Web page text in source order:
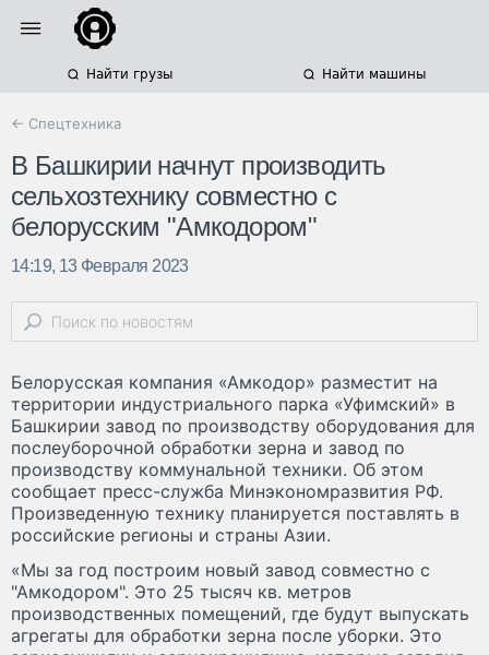
Найти грузы Найти машины
← Спецтехника
В Башкирии начнут производить
сельхозтехнику совместно с
белорусским "Амкодором"
14:19, 13 Февраля 2023
Белорусская компания «Амкодор» разместит на
территории индустриального парка «Уфимский» в
Башкирии завод по производству оборудования для
послеуборочной обработки зерна и завод по
производству коммунальной техники. Об этом
сообщает пресс-служба Минэкономразвития РФ.
Произведенную технику планируется поставлять в
российские регионы и страны Азии.
«Мы за год построим новый завод совместно с
"Амкодором". Это 25 тысяч кв. метров
производственных помещений, где будут выпускать
агрегаты для обработки зерна после уборки. Это